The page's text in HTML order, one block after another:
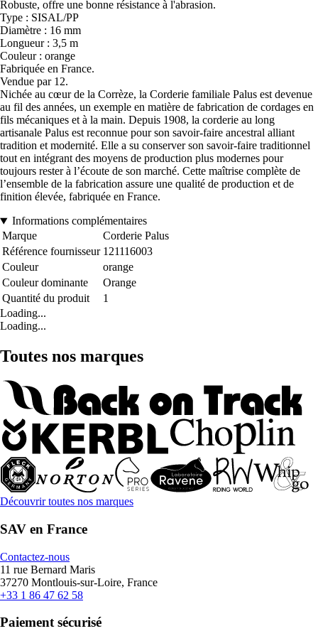
Robuste, offre une bonne résistance à l'abrasion.
Type : SISAL/PP
Diamètre : 16 mm
Longueur : 3,5 m
Couleur : orange
Fabriquée en France.
Vendue par 12.
Nichée au cœur de la Corrèze, la Corderie familiale Palus est devenue
au fil des années, un exemple en matière de fabrication de cordages en
fils mécaniques et à la main. Depuis 1908, la corderie au long
artisanale Palus est reconnue pour son savoir-faire ancestral alliant
tradition et modernité. Elle a su conserver son savoir-faire traditionnel
tout en intégrant des moyens de production plus modernes pour
toujours rester à l’écoute de son marché. Cette maîtrise complète de
l’ensemble de la fabrication assure une qualité de production et de
finition élevée, fabriquée en France.
Informations complémentaires
Marque
Corderie Palus
Référence fournisseur 121116003
Couleur
orange
Couleur dominante
Orange
Quantité du produit
1
Loading...
Loading...
Toutes nos marques
Découvrir toutes nos marques
SAV en France
Contactez-nous
11 rue Bernard Maris
37270 Montlouis-sur-Loire, France
+33 1 86 47 62 58
Paiement sécurisé